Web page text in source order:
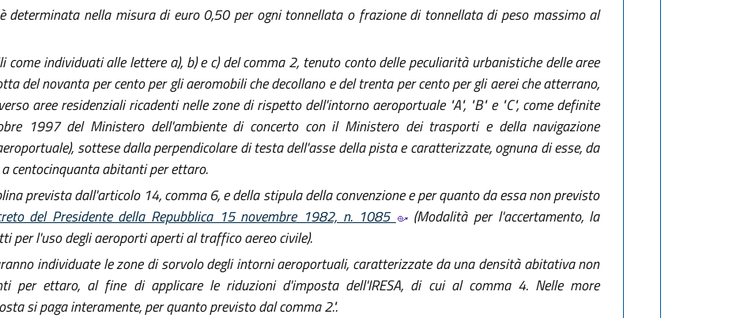
nella misura di euro 0,50 per ogni tonnellata o frazione di tonnellata di peso massimo al
individuati alle lettere a), b) e c) del comma 2, tenuto conto delle peculiarità urbanistiche delle aree
del novanta per cento per gli aeromobili che decollano e del trenta per cento per gli aerei che atterrano,
aree residenziali ricadenti nelle zone di rispetto dell'intorno aeroportuale "A", "B" e "C", come definite
1997 del Ministero dell'ambiente di concerto con il Ministero dei trasporti e della navigazione
sottese dalla perpendicolare di testa dell'asse della pista e caratterizzate, ognuna di esse, da
centocinquanta abitanti per ettaro.
prevista dall'articolo 14, comma 6, e della stipula della convenzione e per quanto da essa non previsto
del Presidente della Repubblica 15 novembre 1982, n. 1085
(Modalità per l'accertamento, la
per l'uso degli aeroporti aperti al traffico aereo civile).
individuate le zone di sorvolo degli intorni aeroportuali, caratterizzate da una densità abitativa non
per ettaro, al fine di applicare le riduzioni d'imposta dell'IRESA, di cui al comma 4. Nelle more
si paga interamente, per quanto previsto dal comma 2.".